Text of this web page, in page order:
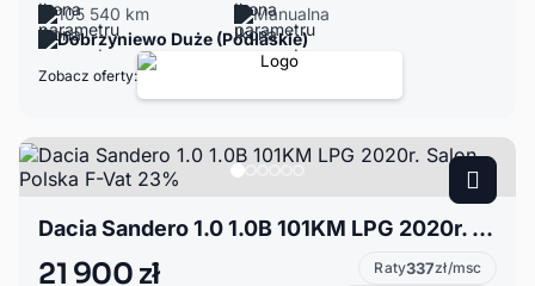
105 540 km
Manualna
Dobrzyniewo Duże (Podlaskie)
Zobacz oferty:
Dacia Sandero 1.0 1.0B 101KM LPG 2020r. Salon Polska F-Vat 23%
21 900 zł Raty337zł/msc